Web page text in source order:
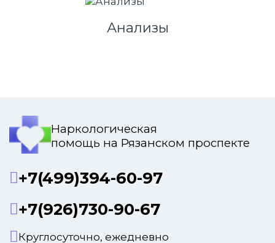
Анализы
Наркологическая
помощь на Рязанском проспекте
+7(499)394-60-97
+7(926)730-90-67
Круглосуточно, ежедневно